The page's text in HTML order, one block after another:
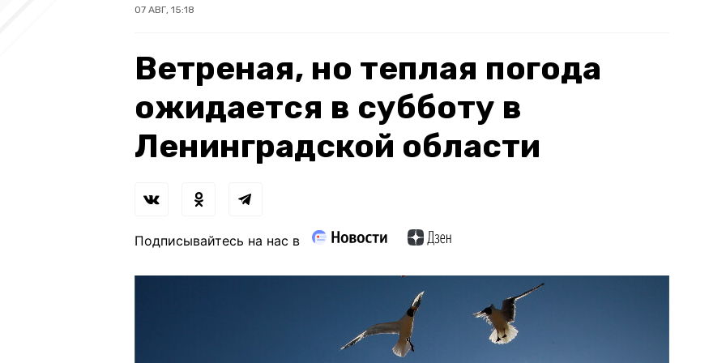
07 АВГ, 15:18
Ветреная, но теплая погода
ожидается в субботу в
Ленинградской области
Подписывайтесь на нас в